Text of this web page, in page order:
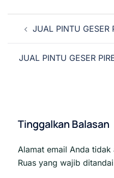
Navigasi
TulisanJUAL PINTU GESER
JUAL PINTU GESER
Tinggalkan Balasan
Alamat email Anda
Ruas yang wajib ditandai